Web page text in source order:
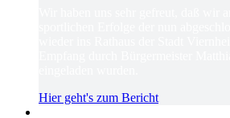
Hier geht's zum Bericht